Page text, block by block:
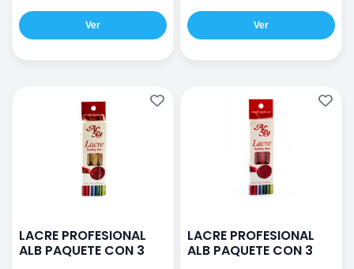
Ver Ver
LACRE PROFESIONAL
ALB PAQUETE CON 3
LACRE PROFESIONAL
ALB PAQUETE CON 3